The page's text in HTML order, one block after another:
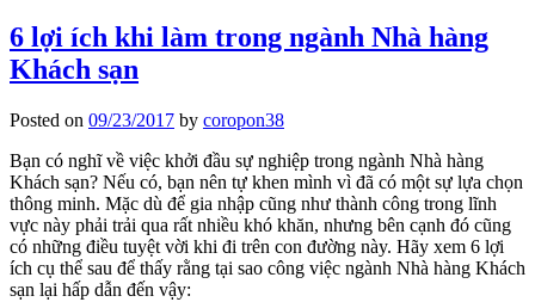
6 lợi ích khi làm trong ngành Nhà hàng
Khách sạn
Posted on 09/23/2017 by coropon38
Bạn có nghĩ về việc khởi đầu sự nghiệp trong ngành Nhà hàng
Khách sạn? Nếu có, bạn nên tự khen mình vì đã có một sự lựa chọn
thông minh. Mặc dù để gia nhập cũng như thành công trong lĩnh
vực này phải trải qua rất nhiều khó khăn, nhưng bên cạnh đó cũng
có những điều tuyệt vời khi đi trên con đường này. Hãy xem 6 lợi
ích cụ thể sau để thấy rằng tại sao công việc ngành Nhà hàng Khách
sạn lại hấp dẫn đến vậy: